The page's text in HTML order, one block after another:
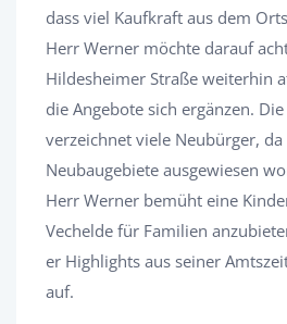
dass viel Kaufkraft aus dem
Herr Werner möchte darauf
Hildesheimer Straße weiterhin
die Angebote sich ergänzen.
verzeichnet viele Neubürger,
Neubaugebiete ausgewiesen
Herr Werner bemüht eine
Vechelde für Familien
er Highlights aus seiner
auf.